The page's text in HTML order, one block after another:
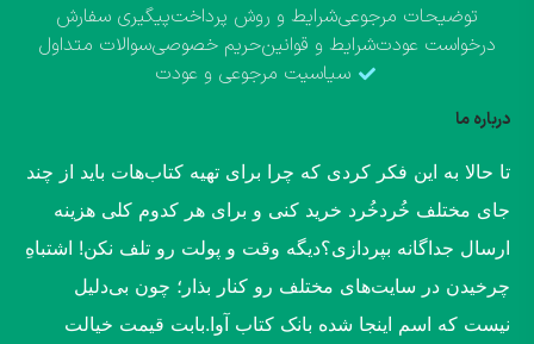
توضیحات مرجوعیشرایط و روش پرداختپیگیری سفارش
درخواست عودتشرایط و قوانینحریم خصوصیسوالات متداول
سیاسیت مرجوعی و عودت
درباره ما
​تا حالا به این فکر کردی که چرا برای تهیه کتاب‌هات باید از چند
جای مختلف خُردخُرد خرید کنی و برای هر کدوم کلی هزینه
ارسال جداگانه بپردازی؟​دیگه وقت و پولت رو تلف نکن! اشتباهِ
چرخیدن در سایت‌های مختلف رو کنار بذار؛ چون بی‌دلیل
نیست که اسم اینجا شده بانک کتاب آوا.​بابت قیمت خیالت